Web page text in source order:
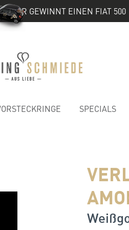
& IHR GEWINNT EINEN FIAT 500
SPECIALS